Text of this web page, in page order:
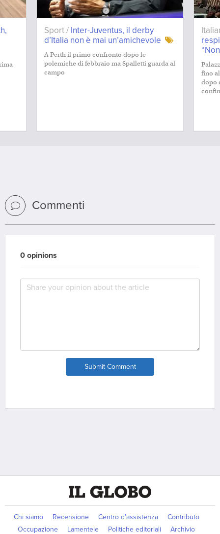
Sport / Inter-Juventus, il derby
d’Italia non è mai un’amichevole
A Perth il primo confronto dopo le
polemiche di febbraio ma Spalletti guarda al
campo
fino
dopo
Commenti
0 opinions
Submit Comment
Chi siamo Recensione Centro d’assistenza
Contributo
Occupazione
Lamentele Politiche editoriali
Archivio